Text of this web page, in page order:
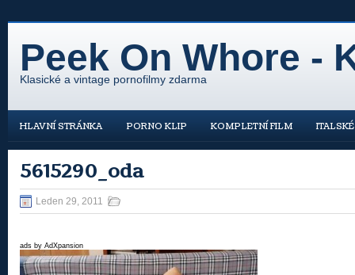
Peek On Whore -
Klasické a vintage pornofilmy zdarma
HLAVNÍ STRÁNKA PORNO KLIP KOMPLETNÍ FILM
5615290_oda
Leden 29, 2011
ads by AdXpansion